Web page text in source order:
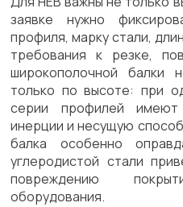
заявке нужно
профиля, марку стали,
требования к резке,
широкополочной балки
только по высоте: при
серии профилей
инерции и несущую
балка особенно
углеродистой стали
повреждению
оборудования.